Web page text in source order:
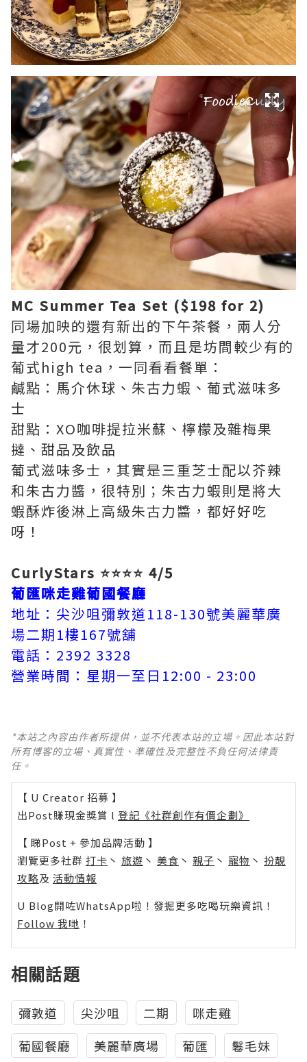
MC Summer Tea Set ($198 for 2)
同場加映的還有新出的下午茶餐，兩人分
量才200元，很划算，而且是坊間較少有的
葡式high tea，一同看看餐單：
鹹點：馬介休球、朱古力蝦、葡式滋味多
士
甜點：XO咖啡提拉米蘇、檸檬及雜梅果
撻、甜品及飲品
葡式滋味多士，其實是三重芝士配以芥辣
和朱古力醬，很特別；朱古力蝦則是將大
蝦酥炸後淋上高級朱古力醬，都好好吃
呀！
CurlyStars ⭐⭐⭐⭐ 4/5
葡匯咪走雞葡國餐廳
地址：尖沙咀彌敦道118-130號美麗華廣
場二期1樓167號舖
電話：2392 3328
營業時間：星期一至日12:00 - 23:00
*本站之內容由作者所提供，並不代表本站的立場。因此本站對
所有博客的立場、真實性、準確性及完整性不負任何法律責
任。
【 U Creator 招募 】
出Post賺現金獎賞 l 登記《社群創作有價企劃》
【 睇Post + 參加品牌活動 】
瀏覽更多社群 打卡 丶 旅遊 丶 美食 丶 親子 丶 寵物 丶 扮靚
攻略及 活動情報
U Blog開咗WhatsApp啦！發掘更多吃喝玩樂資訊！
Follow 我哋 ！
相關話題
彌敦道 尖沙咀 二期
咪走雞
葡國餐廳
美麗華廣場 葡匯
鬈毛妹